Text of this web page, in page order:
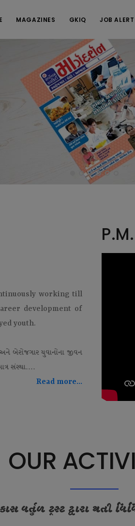
MAGAZINES GKIQ JOB ALERT
working till
development of
youth.
બેરોજગાર યુવાનોના જીવન
સંસ્થા....
Read more...
OUR
વર્તુળ ટ્રસ્ટ દ્વારા થતી